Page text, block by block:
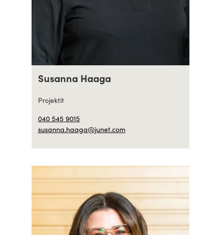
Susanna Haaga
Projektit
040 545 9015
susanna.haaga@junet.com